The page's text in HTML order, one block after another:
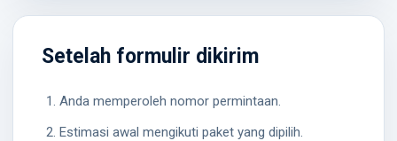
Setelah formulir dikirim
Anda memperoleh nomor permintaan.
Estimasi awal mengikuti paket yang dipilih.